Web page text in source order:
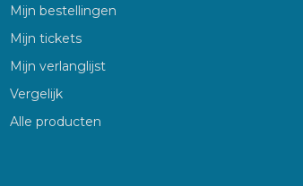
Mijn bestellingen
Mijn tickets
Mijn verlanglijst
Vergelijk
Alle producten